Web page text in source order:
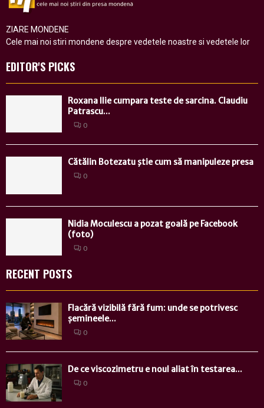
ZIARE MONDENE
Cele mai noi stiri mondene despre vedetele noastre si vedetele lor
EDITOR'S PICKS
Roxana Ilie cumpara teste de sarcina. Claudiu
Patrascu...
0
Cătălin Botezatu ştie cum să manipuleze presa
0
Nidia Moculescu a pozat goală pe Facebook
(foto)
0
RECENT POSTS
Flacără vizibilă fără fum: unde se potrivesc
șemineele...
0
De ce viscozimetru e noul aliat în testarea...
0